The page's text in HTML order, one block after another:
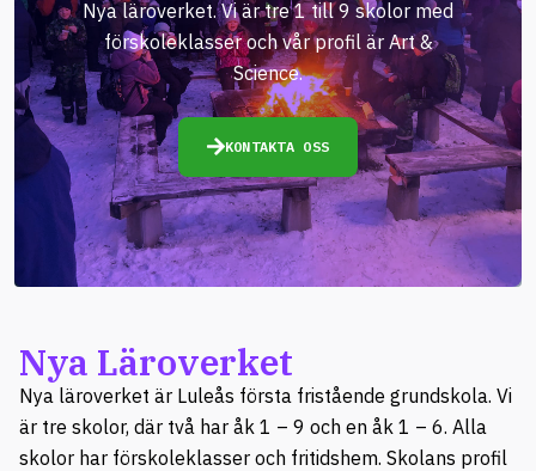
Nya läroverket. Vi är tre 1 till 9 skolor med
förskoleklasser och vår profil är Art &
Science.
KONTAKTA OSS
Nya Läroverket
Nya läroverket är Luleås första fristående grundskola. Vi
är tre skolor, där två har åk 1 – 9 och en åk 1 – 6. Alla
skolor har förskoleklasser och fritidshem. Skolans profil